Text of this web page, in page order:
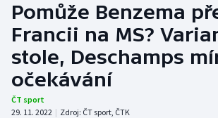
Hokej
Tenis
Atletika
Pomůže Benzema
Francii na MS?
stole, Deschamps
očekávání
ČT sport
29. 11. 2022 | Zdroj: ČT sport, ČTK